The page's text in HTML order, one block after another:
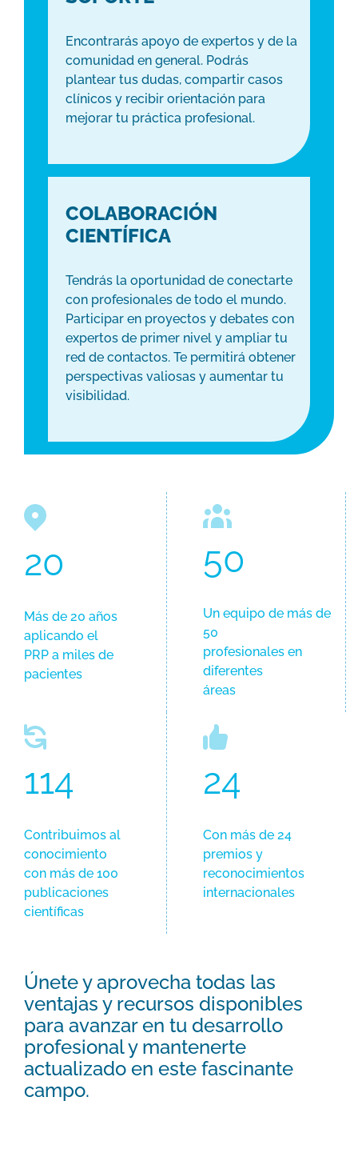
Encontrarás apoyo de expertos y de la
comunidad en general. Podrás
plantear tus dudas, compartir casos
clínicos y recibir orientación para
mejorar tu práctica profesional.
COLABORACIÓN
CIENTÍFICA
Tendrás la oportunidad de conectarte
con profesionales de todo el mundo.
Participar en proyectos y debates con
expertos de primer nivel y ampliar tu
red de contactos. Te permitirá obtener
perspectivas valiosas y aumentar tu
visibilidad.
20
Más de 20 años
aplicando el
PRP a miles de
pacientes
50
Un equipo de más de
50
profesionales en
diferentes
áreas
114
Contribuimos al
conocimiento
con más de 100
publicaciones
científicas
24
Con más de 24
premios y
reconocimientos
internacionales
Únete y aprovecha todas las
ventajas y recursos disponibles
para avanzar en tu desarrollo
profesional y mantenerte
actualizado en este fascinante
campo.